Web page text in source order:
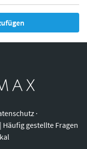
·
Häufig gestellte Fragen